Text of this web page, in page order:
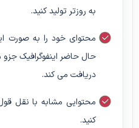
به روزتر تولید کنید.
محتوای خود را به صورت
حال حاضر اینفوگرافیک
دریافت می کند.
محتوایی مشابه با نقل
کنید.